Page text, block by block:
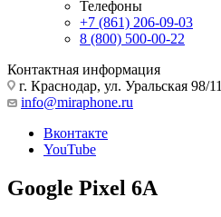
Телефоны
+7 (861) 206-09-03
8 (800) 500-00-22
Контактная информация
г. Краснодар, ул. Уральская 98/11
info@miraphone.ru
Вконтакте
YouTube
Google Pixel 6A